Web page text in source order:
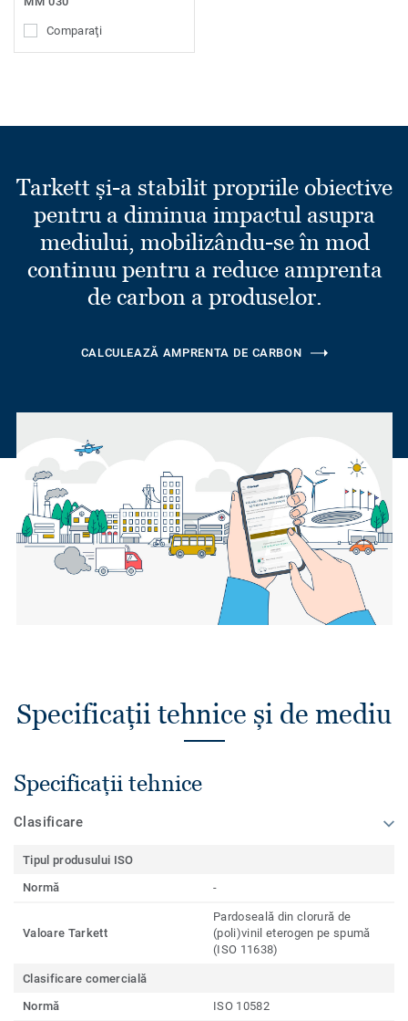
Comparaţi
Tarkett și-a stabilit propriile obiective
pentru a diminua impactul asupra
mediului, mobilizându-se în mod
continuu pentru a reduce amprenta
de carbon a produselor.
CALCULEAZĂ AMPRENTA DE CARBON
Specificații tehnice și de mediu
Specificații tehnice
Clasificare
Tipul produsului ISO
Normă
-
Valoare Tarkett
Pardoseală din clorură de
(poli)vinil eterogen pe spumă
(ISO 11638)
Clasificare comercială
Normă
ISO 10582